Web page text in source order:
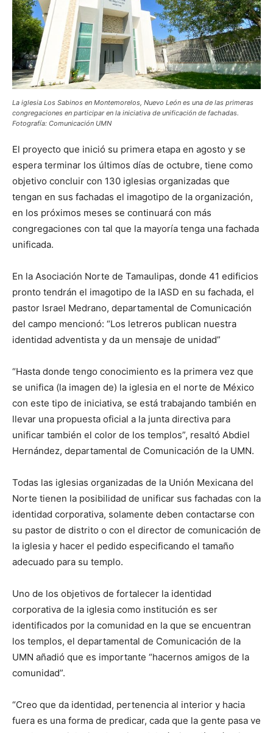
La iglesia Los Sabinos en Montemorelos, Nuevo León es una de las primeras
congregaciones en participar en la iniciativa de unificación de fachadas.
Fotografía: Comunicación UMN
El proyecto que inició su primera etapa en agosto y se
espera terminar los últimos días de octubre, tiene como
objetivo concluir con 130 iglesias organizadas que
tengan en sus fachadas el imagotipo de la organización,
en los próximos meses se continuará con más
congregaciones con tal que la mayoría tenga una fachada
unificada.
En la Asociación Norte de Tamaulipas, donde 41 edificios
pronto tendrán el imagotipo de la IASD en su fachada, el
pastor Israel Medrano, departamental de Comunicación
del campo mencionó: “Los letreros publican nuestra
identidad adventista y da un mensaje de unidad”
“Hasta donde tengo conocimiento es la primera vez que
se unifica (la imagen de) la iglesia en el norte de México
con este tipo de iniciativa, se está trabajando también en
llevar una propuesta oficial a la junta directiva para
unificar también el color de los templos”, resaltó Abdiel
Hernández, departamental de Comunicación de la UMN.
Todas las iglesias organizadas de la Unión Mexicana del
Norte tienen la posibilidad de unificar sus fachadas con la
identidad corporativa, solamente deben contactarse con
su pastor de distrito o con el director de comunicación de
la iglesia y hacer el pedido especificando el tamaño
adecuado para su templo.
Uno de los objetivos de fortalecer la identidad
corporativa de la iglesia como institución es ser
identificados por la comunidad en la que se encuentran
los templos, el departamental de Comunicación de la
UMN añadió que es importante “hacernos amigos de la
comunidad”.
“Creo que da identidad, pertenencia al interior y hacia
fuera es una forma de predicar, cada que la gente pasa ve